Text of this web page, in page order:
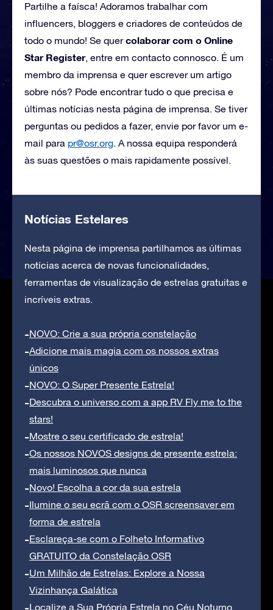
Partilhe a faísca! Adoramos trabalhar com
influencers, bloggers e criadores de conteúdos de
todo o mundo! Se quercolaborar com o Online
Star Register, entre em contacto connosco. É um
membro da imprensa e quer escrever um artigo
sobre nós? Pode encontrar tudo o que precisa e
últimas notícias nesta página de imprensa. Se tiver
perguntas ou pedidos a fazer, envie por favor um e-
mail para pr@osr.org. A nossa equipa responderá
às suas questões o mais rapidamente possível.
Notícias Estelares
Nesta página de imprensa partilhamos as últimas
notícias acerca de novas funcionalidades,
ferramentas de visualização de estrelas gratuitas e
incríveis extras.
NOVO: Crie a sua própria constelação
Adicione mais magia com os nossos extras
únicos
NOVO: O Super Presente Estrela!
Descubra o universo com a app RV Fly me to the
stars!
Mostre o seu certificado de estrela!
Os nossos NOVOS designs de presente estrela:
mais luminosos que nunca
Novo! Escolha a cor da sua estrela
Ilumine o seu ecrã com o OSR screensaver em
forma de estrela
Esclareça-se com o Folheto Informativo
GRATUITO da Constelação OSR
Um Milhão de Estrelas: Explore a Nossa
Vizinhança Galática
Localize a Sua Própria Estrela no Céu Noturno